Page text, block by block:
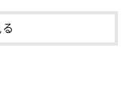
の？